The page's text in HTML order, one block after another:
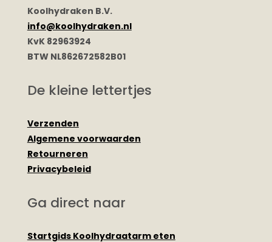
Koolhydraken B.V.
info@koolhydraken.nl
KvK 82963924
BTW NL862672582B01
De kleine lettertjes
Verzenden
Algemene voorwaarden
Retourneren
Privacybeleid
Ga direct naar
Startgids Koolhydraatarm eten